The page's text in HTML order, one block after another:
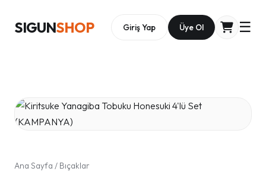
SIGUNSHOP Giriş Yap Üye Ol ☰
Ana Sayfa / Bıçaklar